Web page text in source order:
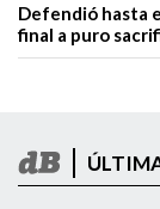
Defendió hasta
final a puro